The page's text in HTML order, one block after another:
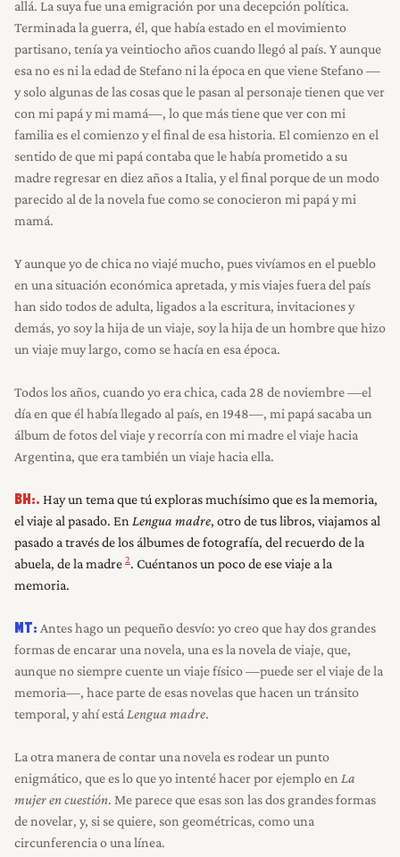
allá. La suya fue una emigración por una decepción política.
Terminada la guerra, él, que había estado en el movimiento
partisano, tenía ya veintiocho años cuando llegó al país. Y aunque
esa no es ni la edad de Stefano ni la época en que viene Stefano —
y solo algunas de las cosas que le pasan al personaje tienen que ver
con mi papá y mi mamá—, lo que más tiene que ver con mi
familia es el comienzo y el final de esa historia. El comienzo en el
sentido de que mi papá contaba que le había prometido a su
madre regresar en diez años a Italia, y el final porque de un modo
parecido al de la novela fue como se conocieron mi papá y mi
mamá.
Y aunque yo de chica no viajé mucho, pues vivíamos en el pueblo
en una situación económica apretada, y mis viajes fuera del país
han sido todos de adulta, ligados a la escritura, invitaciones y
demás, yo soy la hija de un viaje, soy la hija de un hombre que hizo
un viaje muy largo, como se hacía en esa época.
Todos los años, cuando yo era chica, cada 28 de noviembre —el
día en que él había llegado al país, en 1948—, mi papá sacaba un
álbum de fotos del viaje y recorría con mi madre el viaje hacia
Argentina, que era también un viaje hacia ella.
BH:. Hay un tema que tú exploras muchísimo que es la memoria,
el viaje al pasado. En Lengua madre, otro de tus libros, viajamos al
pasado a través de los álbumes de fotografía, del recuerdo de la
abuela, de la madre 2. Cuéntanos un poco de ese viaje a la
memoria.
MT: Antes hago un pequeño desvío: yo creo que hay dos grandes
formas de encarar una novela, una es la novela de viaje, que,
aunque no siempre cuente un viaje físico —puede ser el viaje de la
memoria—, hace parte de esas novelas que hacen un tránsito
temporal, y ahí está Lengua madre.
La otra manera de contar una novela es rodear un punto
enigmático, que es lo que yo intenté hacer por ejemplo en La
mujer en cuestión. Me parece que esas son las dos grandes formas
de novelar, y, si se quiere, son geométricas, como una
circunferencia o una línea.